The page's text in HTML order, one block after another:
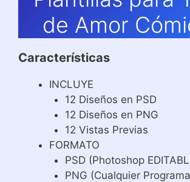
de Amor
Características
INCLUYE
12 Diseños en PSD
12 Diseños en PNG
12 Vistas Previas
FORMATO
PSD (Photoshop
PNG (Cualquier